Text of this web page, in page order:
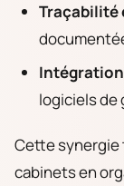
Traçabilité
logiciels
Cette
cabinets en